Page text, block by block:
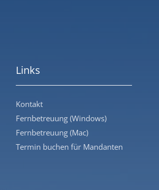
Links
Kontakt
Fernbetreuung (Windows)
Fernbetreuung (Mac)
Termin buchen für Mandanten